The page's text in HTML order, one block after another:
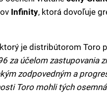
Infinity, ktorá dovoľuje
je distribútorom Toro
za účelom zastupovania
zodpovedným a
Toro mohli tých